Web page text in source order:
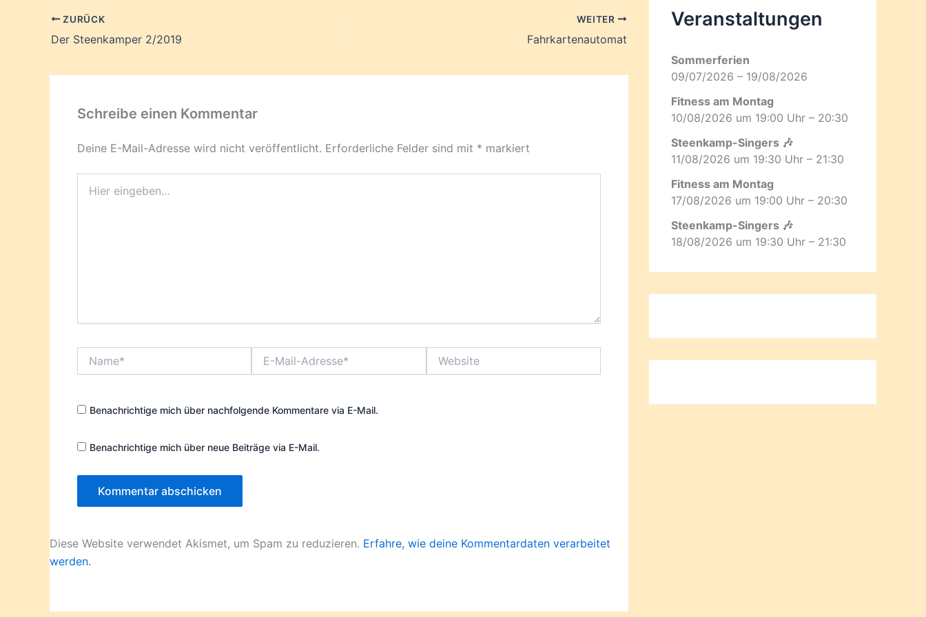
ZURÜCK
Der Steenkamper 2/2019
WEITER
Fahrkartenautomat
Schreibe einen Kommentar
Deine E-Mail-Adresse wird nicht veröffentlicht. Erforderliche Felder sind mit * markiert
eingeben…
Mail-
Benachrichtige mich über nachfolgende Kommentare via E-Mail.
Benachrichtige mich über neue Beiträge via E-Mail.
Diese Website verwendet Akismet, um Spam zu reduzieren. Erfahre, wie deine Kommentardaten verarbeitet
werden.
Veranstaltungen
Sommerferien
09/07/2026 – 19/08/2026
Fitness am Montag
10/08/2026 um 19:00 Uhr – 20:30
Steenkamp-Singers 🎶
11/08/2026 um 19:30 Uhr – 21:30
Fitness am Montag
17/08/2026 um 19:00 Uhr – 20:30
Steenkamp-Singers 🎶
18/08/2026 um 19:30 Uhr – 21:30